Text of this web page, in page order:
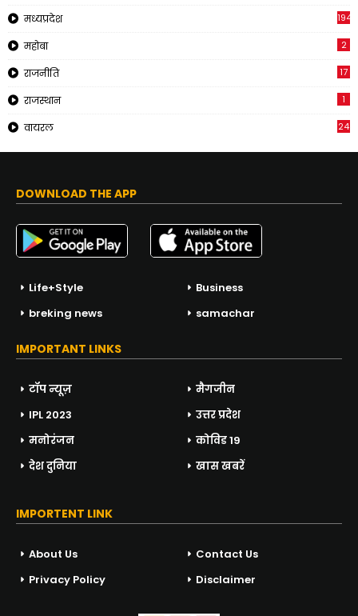
मध्यप्रदेश 194
महोबा 2
राजनीति 17
राजस्थान 1
वायरल 24
DOWNLOAD THE APP
Life+Style
Business
breking news
samachar
IMPORTANT LINKS
टॉप न्यूज़
मैगजीन
IPL 2023
उत्तर प्रदेश
मनोरंजन
कोविड 19
देश दुनिया
खास खबरें
IMPORTENT LINK
About Us
Contact Us
Privacy Policy
Disclaimer